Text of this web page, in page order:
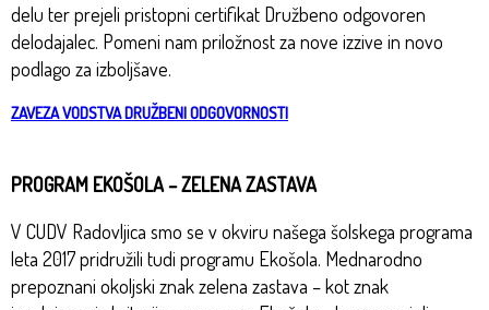
delu ter prejeli pristopni certifikat Družbeno odgovoren
delodajalec. Pomeni nam priložnost za nove izzive in novo
podlago za izboljšave.
ZAVEZA VODSTVA DRUŽBENI ODGOVORNOSTI
PROGRAM EKOŠOLA – ZELENA ZASTAVA
V CUDV Radovljica smo se v okviru našega šolskega programa
leta 2017 pridružili tudi programu Ekošola. Mednarodno
prepoznani okoljski znak zelena zastava – kot znak